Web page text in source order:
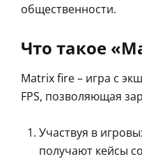
общественности.
Что такое
Matrix fire – игра с
FPS, позволяющая
Участвуя в
получают кейсы